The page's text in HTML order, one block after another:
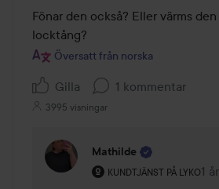
Fönar den också? Eller värms
locktång?
Översatt från norska
Gilla 1 kommentar
3995 visningar
Mathilde
KUNDTJÄNST PÅ LYKO
Användarens roll: 1 år